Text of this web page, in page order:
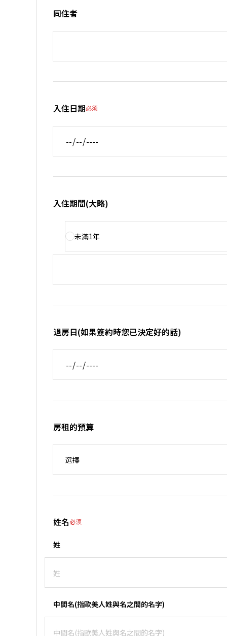
同住者
入住日期必须
入住期間(大略)
未滿1年
退房日(如果簽約時您已決定好的話)
房租的預算
姓名必须
姓
中間名(指歐美人姓與名之間的名字)